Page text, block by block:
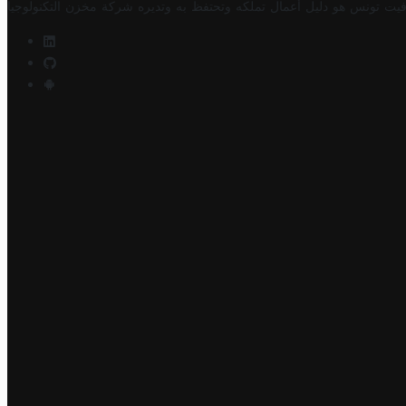
تونس هو دليل أعمال تملكه وتحتفظ به وتديره شركة مخزن التكنولوجيا